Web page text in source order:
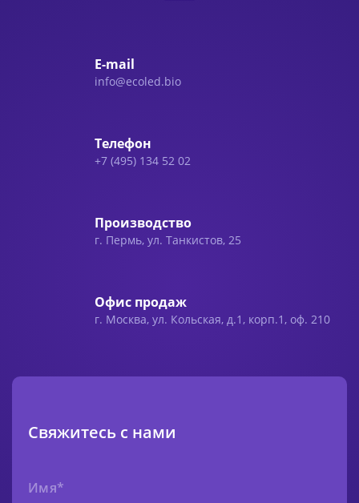
E-mail
info@ecoled.bio
Телефон
+7 (495) 134 52 02
Производство
г. Пермь, ул. Танкистов, 25
Офис продаж
г. Москва, ул. Кольская, д.1, корп.1, оф. 210
Свяжитесь с нами